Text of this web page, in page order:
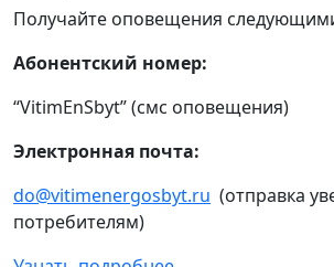
Получайте оповещения
Абонентский номер:
“VitimEnSbyt” (смс оповещения)
Электронная почта:
do@vitimenergosbyt.ru (отправка
потребителям)